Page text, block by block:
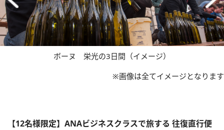
ボーヌ 栄光の3日間（イメージ）
※画像は全てイメージとなります
【12名様限定】ANAビジネスクラスで旅する 往復直行便